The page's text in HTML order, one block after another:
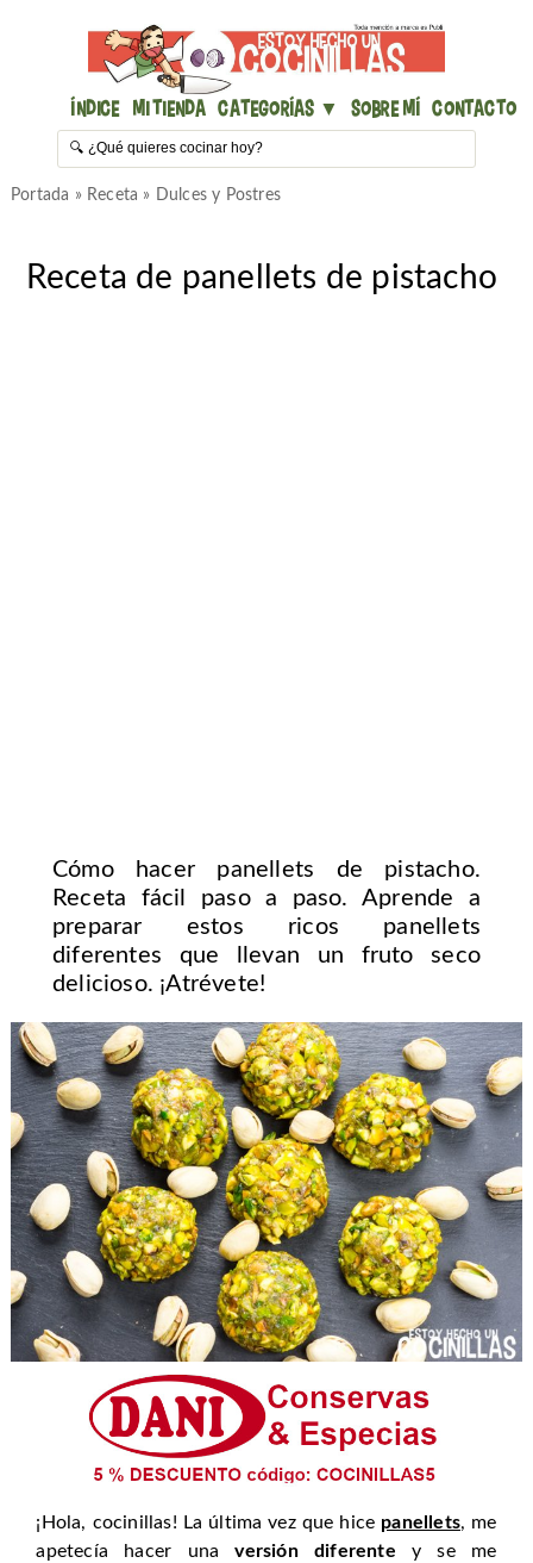
Índice Mi Tienda Categorías ▼ Sobre mí Contacto
Portada » Receta » Dulces y Postres
Receta de panellets de pistacho
Cómo hacer panellets de pistacho.
Receta fácil paso a paso. Aprende a
preparar estos ricos panellets
diferentes que llevan un fruto seco
delicioso. ¡Atrévete!
¡Hola, cocinillas! La última vez que hice panellets, me
apetecía hacer unaversión diferente y se me